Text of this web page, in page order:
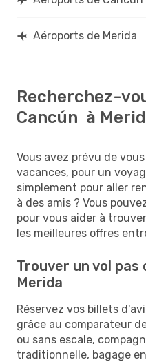
Aéroports de Merida
Recherchez-
Cancún à
Vous avez prévu de
vacances, pour un
simplement pour aller
à des amis ? Vous
pour vous aider à
les meilleures offres
Trouver un vol
Merida
Réservez vos billets
grâce au comparateur
ou sans escale,
traditionnelle, bagage